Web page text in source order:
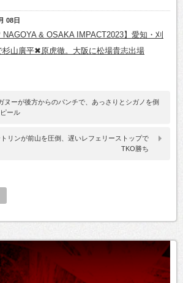
08日
NAGOYA & OSAKA IMPACT2023】愛知・刈
杉山廣平✖原虎徹。大阪に松場貴志出場
ヌーが後方からのパンチで、あっさりとシガノを倒
ール
トリンが前山を圧倒、遅いレフェリーストップで
TKO勝ち